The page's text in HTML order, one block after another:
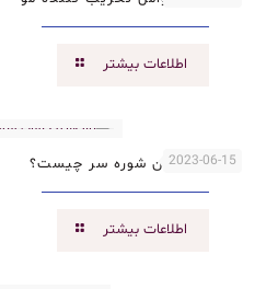
اطلاعات بیشتر
2023-06-15
راه های درمان شوره سر چیست؟
اطلاعات بیشتر